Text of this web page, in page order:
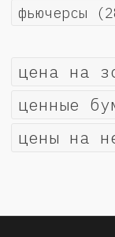
фьючерсы
цена на
ценные
цены на